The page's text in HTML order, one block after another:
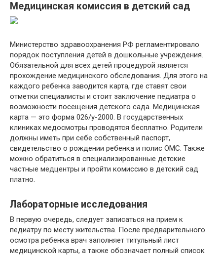
Медицинская комиссия в детский сад
Министерство здравоохранения РФ регламентировало
порядок поступления детей в дошкольные учреждения.
Обязательной для всех детей процедурой является
прохождение медицинского обследования. Для этого на
каждого ребенка заводится карта, где ставят свои
отметки специалисты и стоит заключение педиатра о
возможности посещения детского сада. Медицинская
карта — это форма 026/у-2000. В государственных
клиниках медосмотры проводятся бесплатно. Родители
должны иметь при себе собственный паспорт,
свидетельство о рождении ребенка и полис ОМС. Также
можно обратиться в специализированные детские
частные медцентры и пройти комиссию в детский сад
платно.
Лабораторные исследования
В первую очередь, следует записаться на прием к
педиатру по месту жительства. После предварительного
осмотра ребенка врач заполняет титульный лист
медицинской карты, а также обозначает полный список